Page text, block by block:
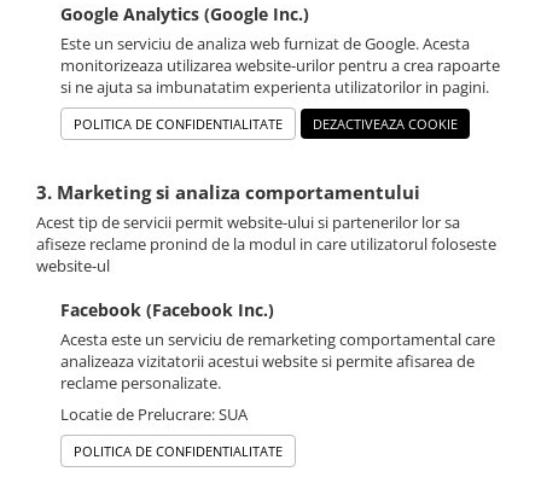
Google Analytics (Google Inc.)
Este un serviciu de analiza web furnizat de Google. Acesta
monitorizeaza utilizarea website-urilor pentru a crea rapoarte
si ne ajuta sa imbunatatim experienta utilizatorilor in pagini.
POLITICA DE CONFIDENTIALITATE DEZACTIVEAZA COOKIE
3. Marketing si analiza comportamentului
Acest tip de servicii permit website-ului si partenerilor lor sa
afiseze reclame pronind de la modul in care utilizatorul foloseste
website-ul
Facebook (Facebook Inc.)
Acesta este un serviciu de remarketing comportamental care
analizeaza vizitatorii acestui website si permite afisarea de
reclame personalizate.
Locatie de Prelucrare: SUA
POLITICA DE CONFIDENTIALITATE